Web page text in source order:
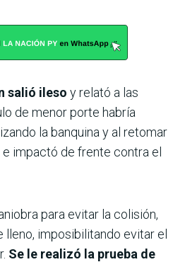
salió ileso y relató a las
de menor porte habría
la banquina y al retomar
impactó de frente contra el
para evitar la colisión,
imposibilitando evitar el
Se le realizó la prueba de